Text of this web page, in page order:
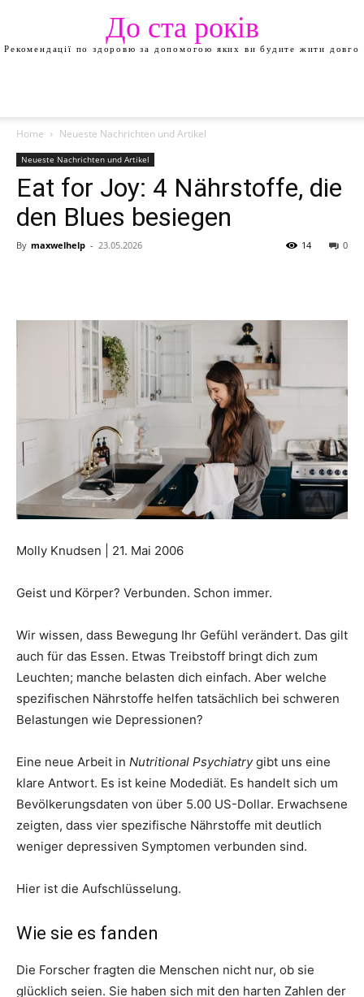
До ста років
Рекомендації по здоровю за допомогою яких ви будите жити довго
Home Neueste Nachrichten und Artikel
Neueste Nachrichten und Artikel
Eat for Joy: 4 Nährstoffe, die
den Blues besiegen
By maxwelhelp - 23.05.2026 0
14
Molly Knudsen | 21. Mai 2006
Geist und Körper? Verbunden. Schon immer.
Wir wissen, dass Bewegung Ihr Gefühl verändert. Das gilt
auch für das Essen. Etwas Treibstoff bringt dich zum
Leuchten; manche belasten dich einfach. Aber welche
spezifischen Nährstoffe helfen tatsächlich bei schweren
Belastungen wie Depressionen?
Eine neue Arbeit in Nutritional Psychiatrygibt uns eine
klare Antwort. Es ist keine Modediät. Es handelt sich um
Bevölkerungsdaten von über 5.00 US-Dollar. Erwachsene
zeigten, dass vier spezifische Nährstoffe mit deutlich
weniger depressiven Symptomen verbunden sind.
Hier ist die Aufschlüsselung.
Wie sie es fanden
Die Forscher fragten die Menschen nicht nur, ob sie
glücklich seien. Sie haben sich mit den harten Zahlen der